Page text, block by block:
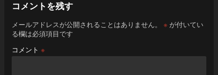
コメントを残す
メールアドレスが公開されることはありません。 ※が付いてい
る欄は必須項目です
コメント ※